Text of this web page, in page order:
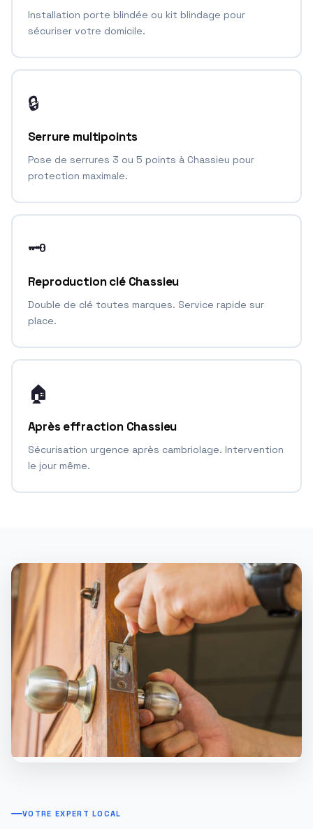
Installation porte blindée ou kit blindage pour
sécuriser votre domicile.
🔒
Serrure multipoints
Pose de serrures 3 ou 5 points à Chassieu pour
protection maximale.
🗝️
Reproduction clé Chassieu
Double de clé toutes marques. Service rapide sur
place.
🏠
Après effraction Chassieu
Sécurisation urgence après cambriolage. Intervention
le jour même.
VOTRE EXPERT LOCAL